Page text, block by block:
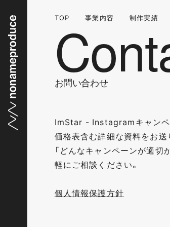
TOP 事業内容 制作実績
お問い合わせ
ImStar - Instagramキャンペ
価格表含む詳細な資料をお送
「どんなキャンペーンが適切
軽にご相談ください。
個人情報保護方針